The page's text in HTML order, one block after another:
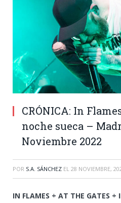
CRÓNICA: In
noche sueca –
Noviembre 2022
POR S.A. SÁNCHEZ EL 28 NOVIEMBRE,
IN FLAMES + AT THE GATES +